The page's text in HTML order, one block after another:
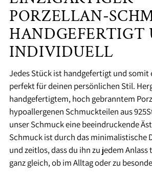
PORZELLAN-
HANDGEFERTIGT
INDIVIDUELL
Jedes Stück ist handgefertigt und somit
perfekt für deinen persönlichen Stil.
handgefertigtem, hoch gebranntem
hypoallergenen Schmuckteilen aus
unser Schmuck eine beeindruckende
Schmuck ist durch das minimalistische
und zeitlos, dass du ihn zu jedem Anlass
ganz gleich, ob im Alltag oder zu